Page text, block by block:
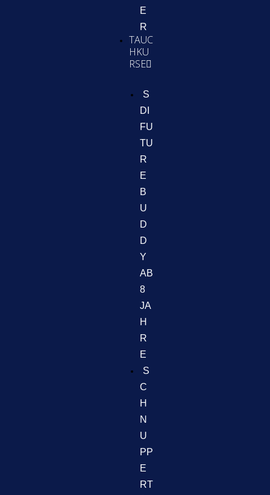
E
R
TAUC
HKU
RSE
S
DI
FU
TU
R
E
B
U
D
D
Y
AB
8
JA
H
R
E
S
C
H
N
U
PP
E
RT